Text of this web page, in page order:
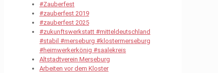
#Zauberfest
#zauberfest 2019
#zauberfest 2025
#zukunftswerkstatt #mitteldeutschland
#stabil #merseburg #klostermerseburg
#heimwerkerkönig #saalekreis
Altstadtverein Merseburg
Arbeiten vor dem Kloster